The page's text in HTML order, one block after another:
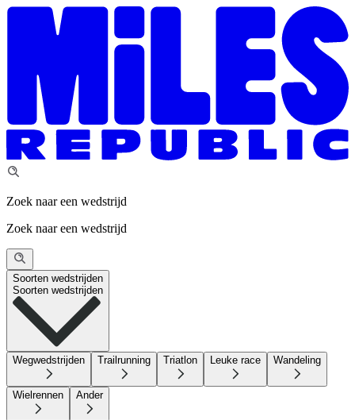
Zoek naar een wedstrijd
Zoek naar een wedstrijd
Soorten wedstrijden
Soorten wedstrijden
Wegwedstrijden Trailrunning Triatlon Leuke race Wandeling
Wielrennen Ander